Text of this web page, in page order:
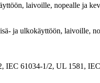
laivoille, nopealle ja
ja ulkokäyttöön, laivoille,
IEC 61034-1/2, UL 1581,